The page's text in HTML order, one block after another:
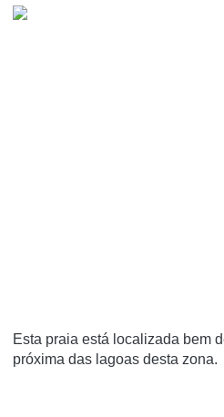
Esta praia está localizada bem
próxima das lagoas desta zona.